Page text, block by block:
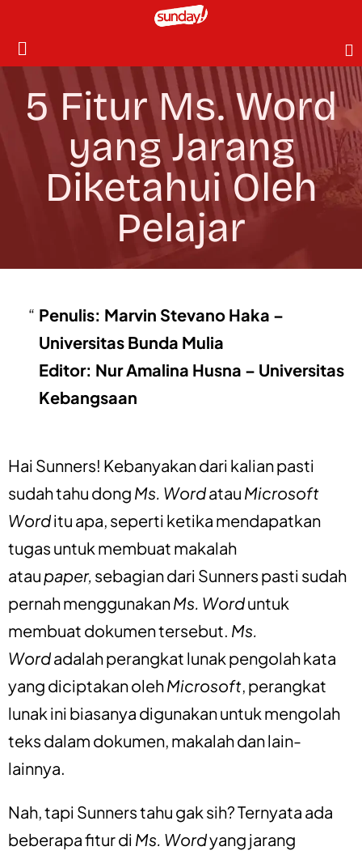
5 Fitur Ms. Word
yang Jarang
Diketahui Oleh
Pelajar
Penulis: Marvin Stevano Haka –
Universitas Bunda Mulia
Editor: Nur Amalina Husna – Universitas
Kebangsaan
Hai Sunners! Kebanyakan dari kalian pasti
sudah tahu dong Ms. Wordatau Microsoft
Worditu apa, seperti ketika mendapatkan
tugas untuk membuat makalah
atau paper, sebagian dari Sunners pasti sudah
pernah menggunakanMs. Worduntuk
membuat dokumen tersebut. Ms.
Wordadalah perangkat lunak pengolah kata
yang diciptakan olehMicrosoft, perangkat
lunak ini biasanya digunakan untuk mengolah
teks dalam dokumen, makalah dan lain-
lainnya.
Nah, tapi Sunners tahu gak sih? Ternyata ada
beberapa fitur di Ms. Wordyang jarang